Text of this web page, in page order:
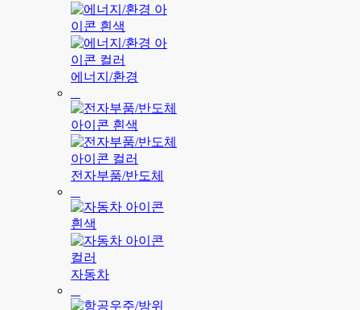
에너지/환경
전자부품/반도체
자동차